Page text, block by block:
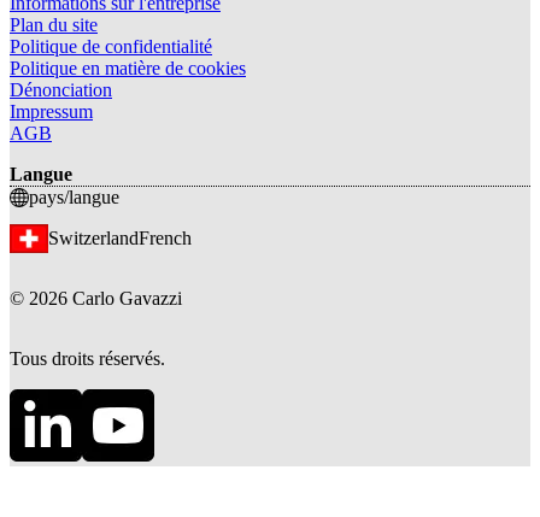
Plan du site
Politique de confidentialité
Politique en matière de cookies
Dénonciation
Impressum
AGB
Langue
pays/langue
SwitzerlandFrench
© 2026 Carlo Gavazzi
Tous droits réservés.